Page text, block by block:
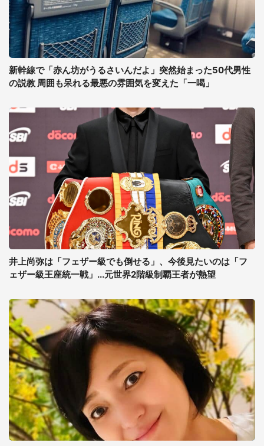
新幹線で「赤ん坊がうるさいんだよ」突然始まった50代男性
の説教 周囲も呆れる最悪の雰囲気を変えた「一喝」
井上尚弥は「フェザー級でも倒せる」、今後見たいのは「フ
ェザー級王座統一戦」...元世界2階級制覇王者が熱望